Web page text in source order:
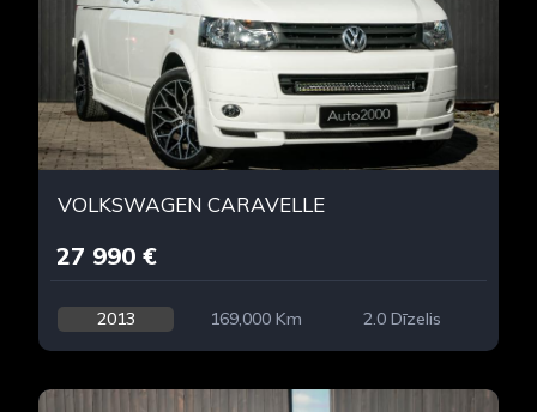
VOLKSWAGEN CARAVELLE
27 990 €
2013 169,000 Km 2.0 Dīzelis